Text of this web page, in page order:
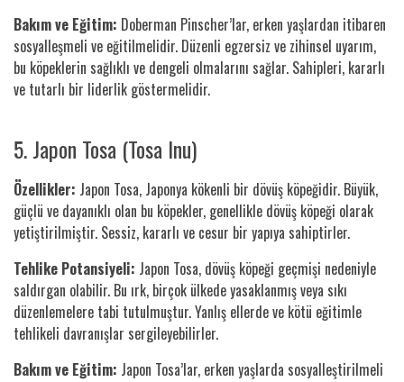
Bakım ve Eğitim: Doberman Pinscher’lar, erken yaşlardan itibaren
sosyalleşmeli ve eğitilmelidir. Düzenli egzersiz ve zihinsel uyarım,
bu köpeklerin sağlıklı ve dengeli olmalarını sağlar. Sahipleri, kararlı
ve tutarlı bir liderlik göstermelidir.
5. Japon Tosa (Tosa Inu)
Özellikler: Japon Tosa, Japonya kökenli bir dövüş köpeğidir. Büyük,
güçlü ve dayanıklı olan bu köpekler, genellikle dövüş köpeği olarak
yetiştirilmiştir. Sessiz, kararlı ve cesur bir yapıya sahiptirler.
Tehlike Potansiyeli: Japon Tosa, dövüş köpeği geçmişi nedeniyle
saldırgan olabilir. Bu ırk, birçok ülkede yasaklanmış veya sıkı
düzenlemelere tabi tutulmuştur. Yanlış ellerde ve kötü eğitimle
tehlikeli davranışlar sergileyebilirler.
Bakım ve Eğitim: Japon Tosa’lar, erken yaşlarda sosyalleştirilmeli